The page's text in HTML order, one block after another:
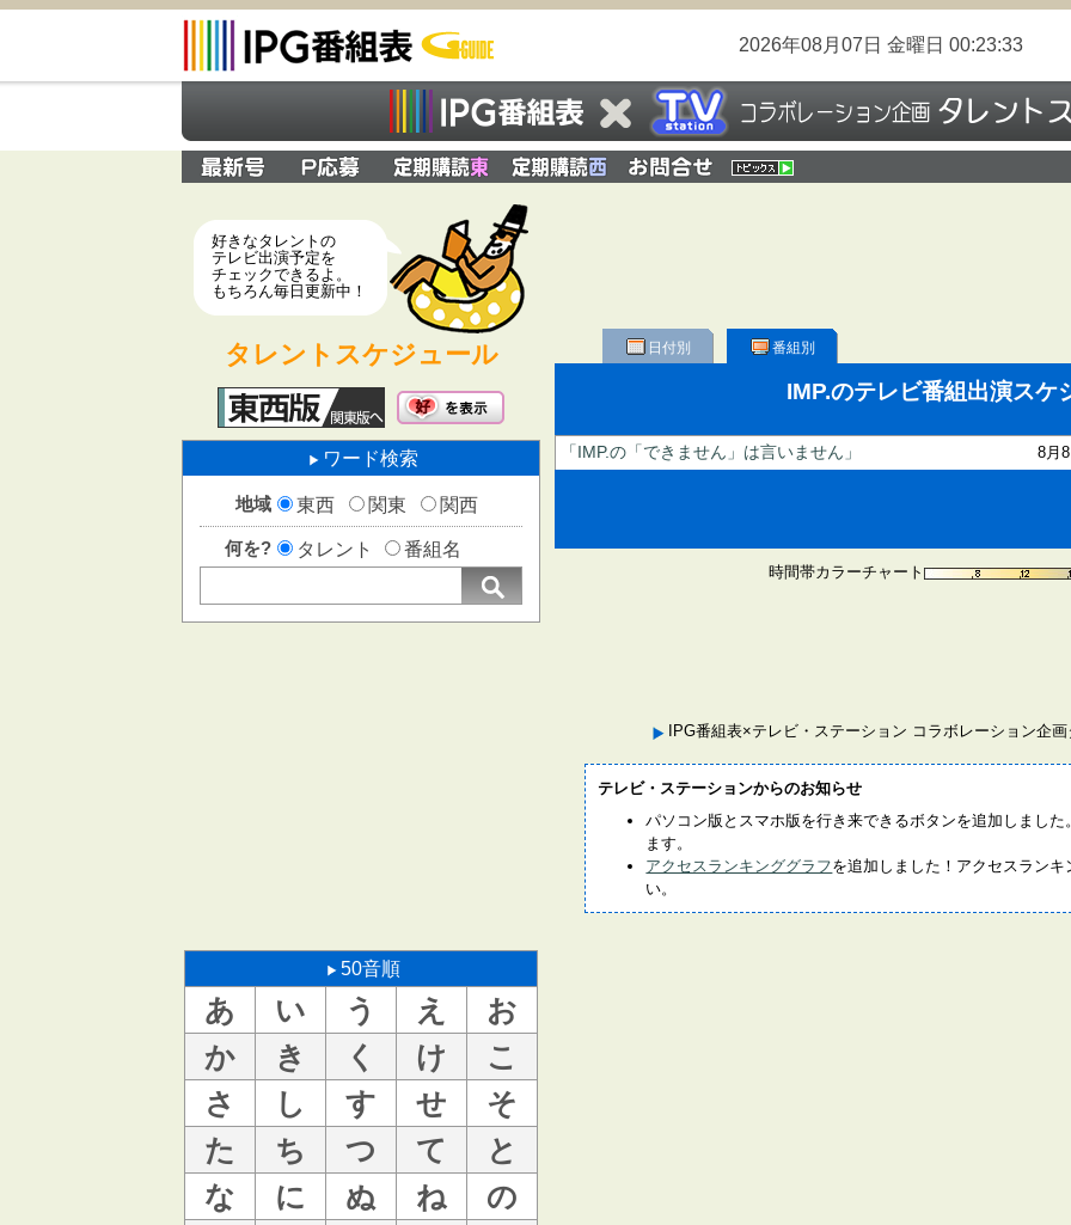
2026年08月07日 金曜日 00:23:33
好きなタレントの
テレビ出演予定を
チェックできるよ。
もちろん毎日更新中！
タレントスケジュール
ワード検索
地域 東西 関東 関西
何を? タレント 番組名
50音順
あ い う え
お
か
き く け
こ
さ
し す せ
そ
た
ち つ て
と
な
に ぬ ね
の
日付別 番組別
IMP.のテレビ番組出演スケ
「IMP.の「できません」は言いません」 8月
時間帯カラーチャート
IPG番組表×テレビ・ステーション コラボレーション企
テレビ・ステーションからのお知らせ
パソコン版とスマホ版を行き来できるボタンを追加しまし
ます。
アクセスランキンググラフを追加しました！アクセスラン
い。